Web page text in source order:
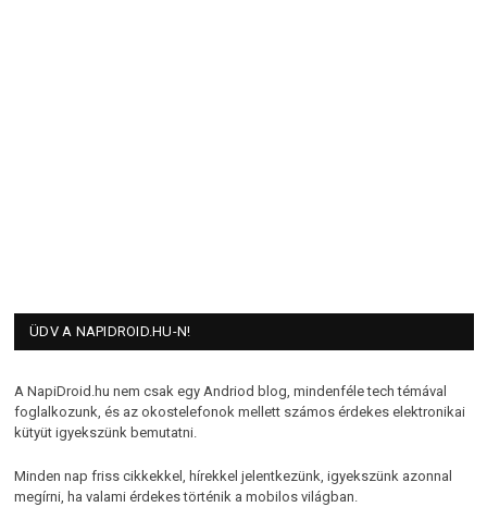
ÜDV A NAPIDROID.HU-N!
A NapiDroid.hu nem csak egy Andriod blog, mindenféle tech témával
foglalkozunk, és az okostelefonok mellett számos érdekes elektronikai
kütyüt igyekszünk bemutatni.
Minden nap friss cikkekkel, hírekkel jelentkezünk, igyekszünk azonnal
megírni, ha valami érdekes történik a mobilos világban.